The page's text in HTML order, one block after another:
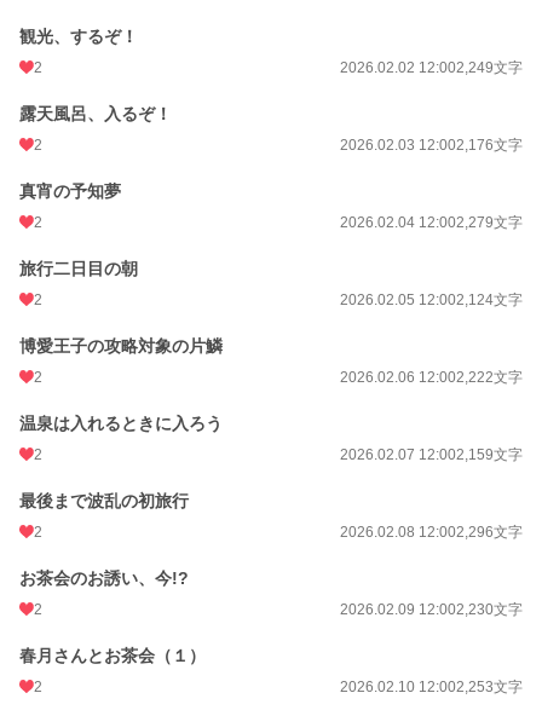
観光、するぞ！
2 2026.02.02 12:002,249文字
露天風呂、入るぞ！
2 2026.02.03 12:002,176文字
真宵の予知夢
2 2026.02.04 12:002,279文字
旅行二日目の朝
2 2026.02.05 12:002,124文字
博愛王子の攻略対象の片鱗
2 2026.02.06 12:002,222文字
温泉は入れるときに入ろう
2 2026.02.07 12:002,159文字
最後まで波乱の初旅行
2 2026.02.08 12:002,296文字
お茶会のお誘い、今!?
2 2026.02.09 12:002,230文字
春月さんとお茶会（１）
2 2026.02.10 12:002,253文字